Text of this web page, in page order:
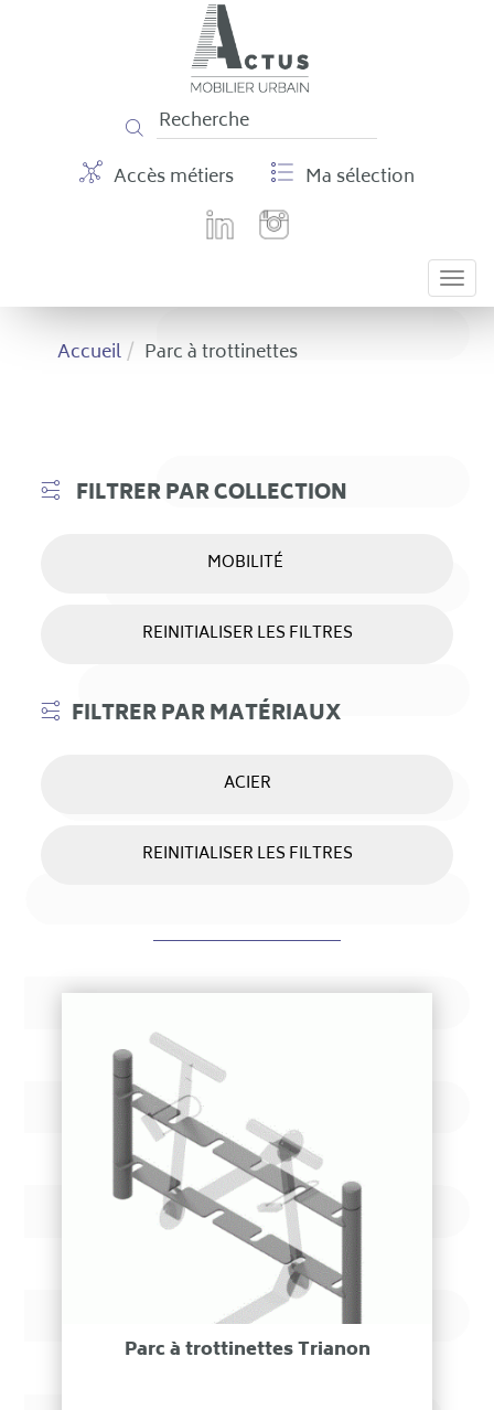
Accès métiers Ma sélection
Accueil
Parc à trottinettes
FILTRER PAR COLLECTION
MOBILITÉ
REINITIALISER LES FILTRES
FILTRER PAR MATÉRIAUX
ACIER
REINITIALISER LES FILTRES
Parc à trottinettes Trianon
Ajouter à ma sélection
Panneau de gestion des cookies